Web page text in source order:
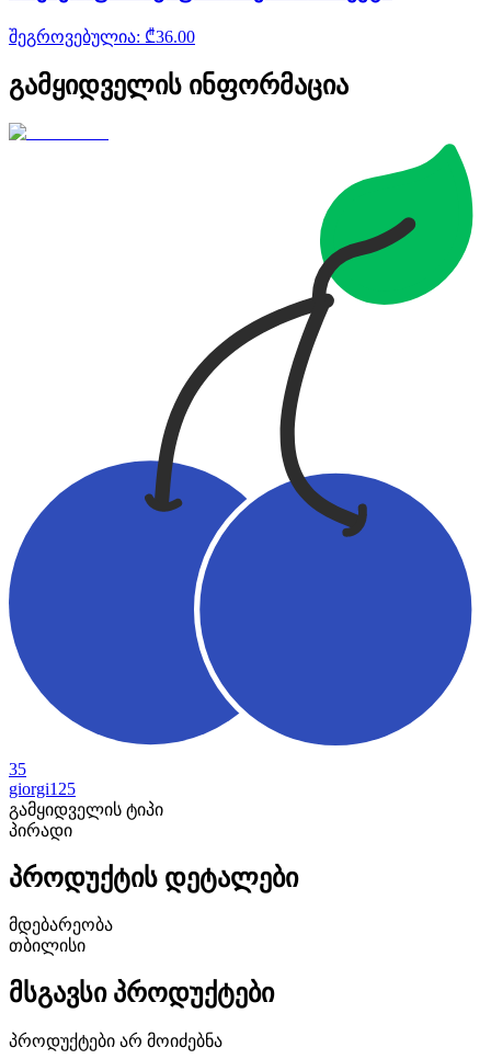
შეგროვებულია: ₾36.00
გამყიდველის ინფორმაცია
35
giorgi125
გამყიდველის ტიპი
პირადი
პროდუქტის დეტალები
მდებარეობა
თბილისი
მსგავსი პროდუქტები
პროდუქტები არ მოიძებნა